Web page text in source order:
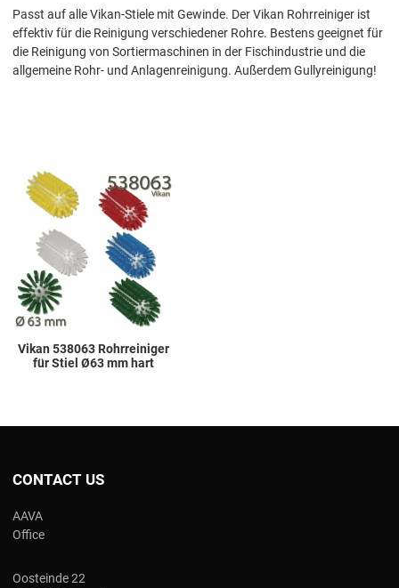
Passt auf alle Vikan-Stiele mit Gewinde. Der Vikan Rohrreiniger ist
effektiv für die Reinigung verschiedener Rohre. Bestens geeignet für
die Reinigung von Sortiermaschinen in der Fischindustrie und die
allgemeine Rohr- und Anlagenreinigung. Außerdem Gullyreinigung!
Vikan 538063 Rohrreiniger
für Stiel Ø63 mm hart
CONTACT US
AAVA
Office
Oosteinde 22